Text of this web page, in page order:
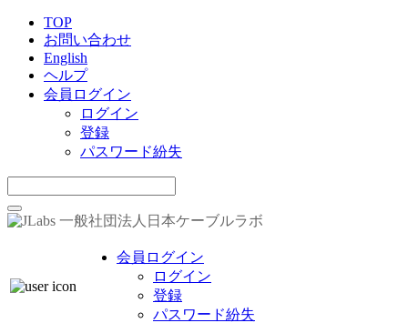
TOP
お問い合わせ
English
ヘルプ
会員ログイン
ログイン
登録
パスワード紛失
一般社団法人日本ケーブルラボ
会員ログイン
ログイン
登録
パスワード紛失